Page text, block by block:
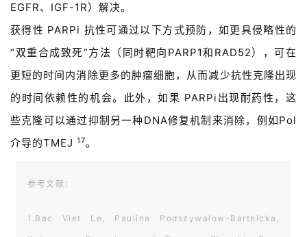
EGFR、IGF-1R）解决。
获得性 PARPi 抗性可通过以下方式预防，如更具侵略性的
“双重合成致死”方法（同时靶向PARP1和RAD52），可在
更短的时间内消除更多的肿瘤细胞，从而减少抗性克隆出现
的时间依赖性的机会。此外，如果 PARPi出现耐药性，这
些克隆可以通过抑制另一种DNA修复机制来消除，例如Pol
介导的TMEJ 17。
参考文献：
1.Bac Viet Le, Paulina Podszywałow-Bartnicka,